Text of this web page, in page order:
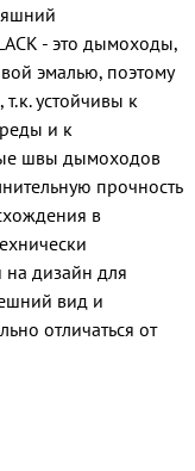
- это дымоходы,
эмалью, поэтому
устойчивы к
и к
швы дымоходов
прочность
в
дизайн для
вид и
отличаться от